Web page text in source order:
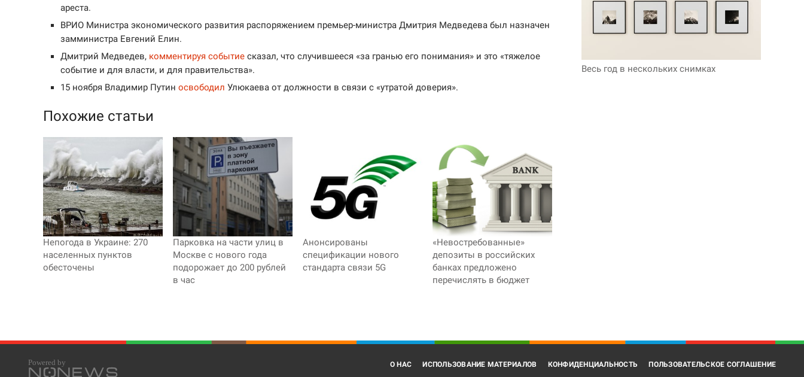
ареста.
ВРИО Министра экономического развития распоряжением премьер-министра Дмитрия Медведева был назначен
замминистра Евгений Елин.
Дмитрий Медведев, комментируя событиесказал, что случившееся «за гранью его понимания» и это «тяжелое
событие и для власти, и для правительства».
15 ноября Владимир Путин освободил Улюкаева от должности в связи с «утратой доверия».
Похожие статьи
Непогода в Украине: 270
населенных пунктов
обесточены
Парковка на части улиц в
Москве с нового года
подорожает до 200 рублей
в час
Анонсированы
спецификации нового
стандарта связи 5G
«Невостребованные»
депозиты в российских
банках предложено
перечислять в бюджет
Весь год в нескольких снимках
О НАС ИСПОЛЬЗОВАНИЕ МАТЕРИАЛОВ КОНФИДЕНЦИАЛЬНОСТЬ ПОЛЬЗОВАТЕЛЬСКОЕ СОГЛАШЕНИЕ